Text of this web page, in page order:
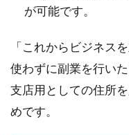
が可能です。
「これからビジネス
使わずに副業を行い
支店用としての住所
めです。